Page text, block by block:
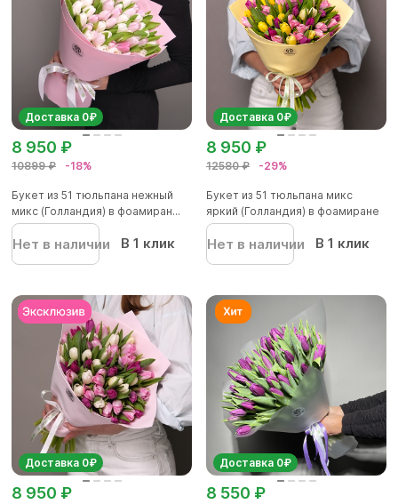
Доставка 0₽
10899 ₽ -18%
8 950 ₽
Букет из 51 тюльпана нежный
микс (Голландия) в фоамиран...
Нет в наличии В 1 клик
Доставка 0₽
12580 ₽ -29%
8 950 ₽
Букет из 51 тюльпана микс
яркий (Голландия) в фоамиране
Нет в наличии В 1 клик
Доставка 0₽
8 950 ₽
Доставка 0₽
8 550 ₽